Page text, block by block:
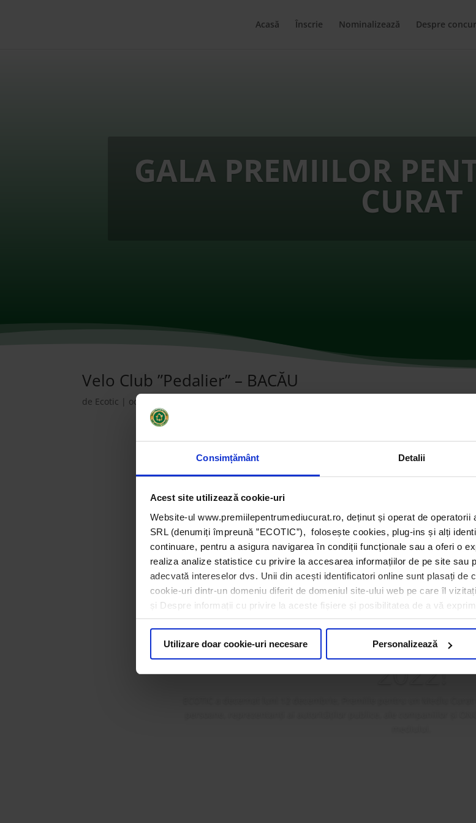
Consimțământ Detalii
Acest site utilizează cookie-uri
Website-ul www.premiilepentrumediucurat.ro, deținut și operat de
SRL (denumiți împreună ”ECOTIC”), folosește cookies, plug-ins și alți
continuare, pentru a asigura navigarea în condiții funcționale sau a oferi o
realiza analize statistice cu privire la accesarea informațiilor de pe site sau
adecvată intereselor dvs. Unii din acești identificatori online sunt plasați de
cookie-uri dintr-un domeniu diferit de domeniul site-ului web pe care îl
și Despre informații cu privire la aceste fișiere și posibilitatea de a vă
Utilizare doar cookie-uri necesare Personalizează
Acasă Înscrie Nominalizează Despre
GALA PREMIILOR
CURAT
Velo Club ”Pedalier” – BACĂU
de Ecotic | oct. 28, 2021
ECOTIC a premiat
Premiilor pentru un
2022!